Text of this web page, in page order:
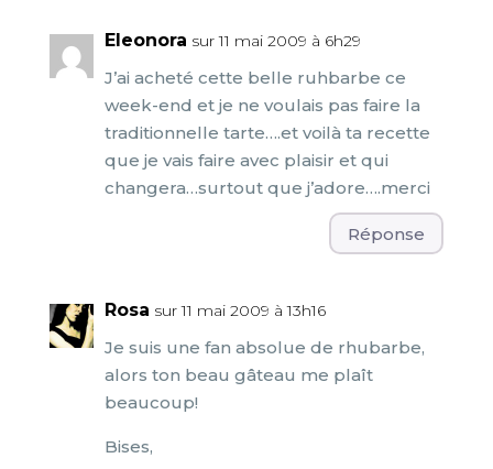
Eleonora sur 11 mai 2009 à 6h29
J’ai acheté cette belle ruhbarbe ce
week-end et je ne voulais pas faire la
traditionnelle tarte….et voilà ta recette
que je vais faire avec plaisir et qui
changera…surtout que j’adore….merci
Réponse
Rosa sur 11 mai 2009 à 13h16
Je suis une fan absolue de rhubarbe,
alors ton beau gâteau me plaît
beaucoup!
Bises,